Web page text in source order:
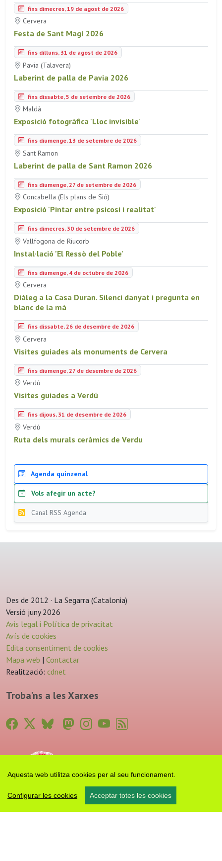
Aquesta web utilitza cookies per al seu funcionament.
Configurar les cookies Acceptar totes les cookies
fins dimecres, 19 de agost de 2026
Cervera
Festa de Sant Magí 2026
fins dilluns, 31 de agost de 2026
Pavia (Talavera)
Laberint de palla de Pavia 2026
fins dissabte, 5 de setembre de 2026
Maldà
Exposició fotogràfica 'Lloc invisible'
fins diumenge, 13 de setembre de 2026
Sant Ramon
Laberint de palla de Sant Ramon 2026
fins diumenge, 27 de setembre de 2026
Concabella (Els plans de Sió)
Exposició 'Pintar entre psicosi i realitat'
fins dimecres, 30 de setembre de 2026
Vallfogona de Riucorb
Instal·lació 'El Ressò del Poble'
fins diumenge, 4 de octubre de 2026
Cervera
Diàleg a la Casa Duran. Silenci danyat i pregunta en
blanc de la mà
fins dissabte, 26 de desembre de 2026
Cervera
Visites guiades als monuments de Cervera
fins diumenge, 27 de desembre de 2026
Verdú
Visites guiades a Verdú
fins dijous, 31 de desembre de 2026
Verdú
Ruta dels murals ceràmics de Verdu
Agenda quinzenal
Vols afegir un acte?
Canal RSS Agenda
Des de 2012 · La Segarra (Catalonia)
Versió juny 2026
Avis legal i Política de privacitat
Avís de cookies
Edita consentiment de cookies
Mapa web | Contactar
Realització: cdnet
Troba'ns a les Xarxes